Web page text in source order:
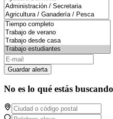
Guardar alerta
No es lo qué estás